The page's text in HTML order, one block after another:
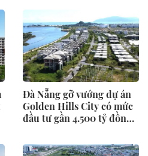
Đà Nẵng gỡ vướng dự án
Golden Hills City có mức
đầu tư gần 4.500 tỷ đồng,